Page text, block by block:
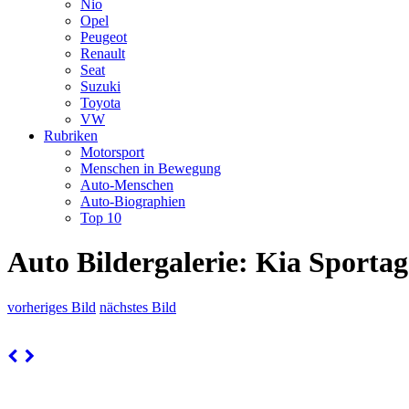
Nio
Opel
Peugeot
Renault
Seat
Suzuki
Toyota
VW
Rubriken
Motorsport
Menschen in Bewegung
Auto-Menschen
Auto-Biographien
Top 10
Auto Bildergalerie: Kia
vorheriges Bild nächstes Bild